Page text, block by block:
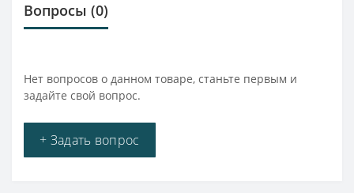
Вопросы (0)
Нет вопросов о данном товаре, станьте первым и
задайте свой вопрос.
+ Задать вопрос